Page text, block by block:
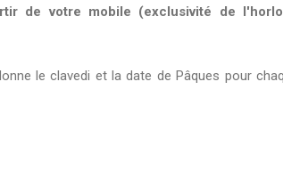
de votre mobile (exclusivité de
le clavedi et la date de Pâques pour